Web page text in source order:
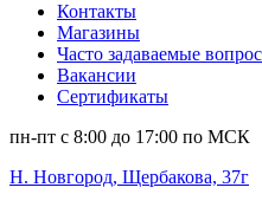
Контакты
Магазины
Часто задаваемые
Вакансии
Сертификаты
пн-пт c 8:00 до 17:00 по МСК
Н. Новгород, Щербакова, 37г